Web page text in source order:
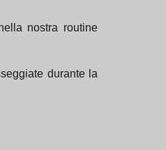
nostra routine
durante la